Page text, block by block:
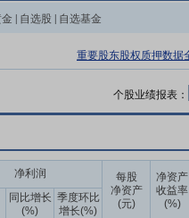
自选股 自选基金
重要股东股权质押数据
个股业绩报表：
净利润
每股
净资产
(元)
净资产
收益率
(%)
同比增长
(%)
季度环比
增长(%)